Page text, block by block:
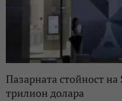
Пазарната стойност
трилион долара